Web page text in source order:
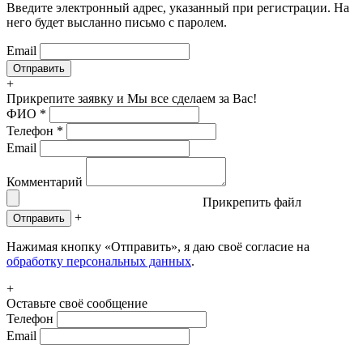
Введите электронный адрес, указанный при регистрации. На
него будет высланно письмо с паролем.
Email
+
Прикрепите заявку и Мы все сделаем за Вас!
ФИО *
Телефон *
Email
Комментарий
Прикрепить файл
Отправить +
Нажимая кнопку «Отправить», я даю своё согласие на
обработку персональных данных.
+
Оставьте своё сообщение
Телефон
Email